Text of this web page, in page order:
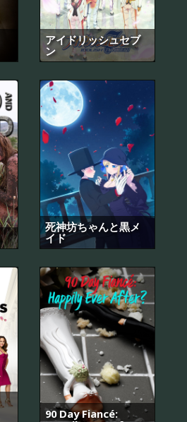
アイドリッシュセブ
ン
死神坊ちゃんと黒メ
イド
90 Day Fiancé: